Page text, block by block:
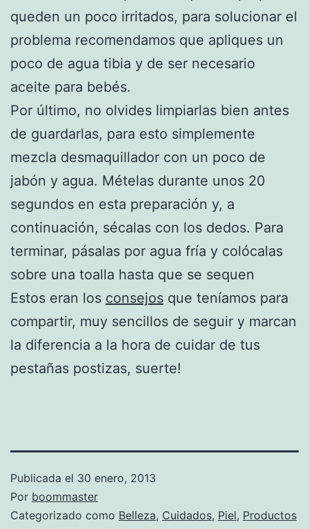
queden un poco irritados, para solucionar el
problema recomendamos que apliques un
poco de agua tibia y de ser necesario
aceite para bebés.
Por último, no olvides limpiarlas bien antes
de guardarlas, para esto simplemente
mezcla desmaquillador con un poco de
jabón y agua. Mételas durante unos 20
segundos en esta preparación y, a
continuación, sécalas con los dedos. Para
terminar, pásalas por agua fría y colócalas
sobre una toalla hasta que se sequen
Estos eran los consejos que teníamos para
compartir, muy sencillos de seguir y marcan
la diferencia a la hora de cuidar de tus
pestañas postizas, suerte!
Publicada el 30 enero, 2013
Por boommaster
Categorizado como Belleza, Cuidados, Piel, Productos